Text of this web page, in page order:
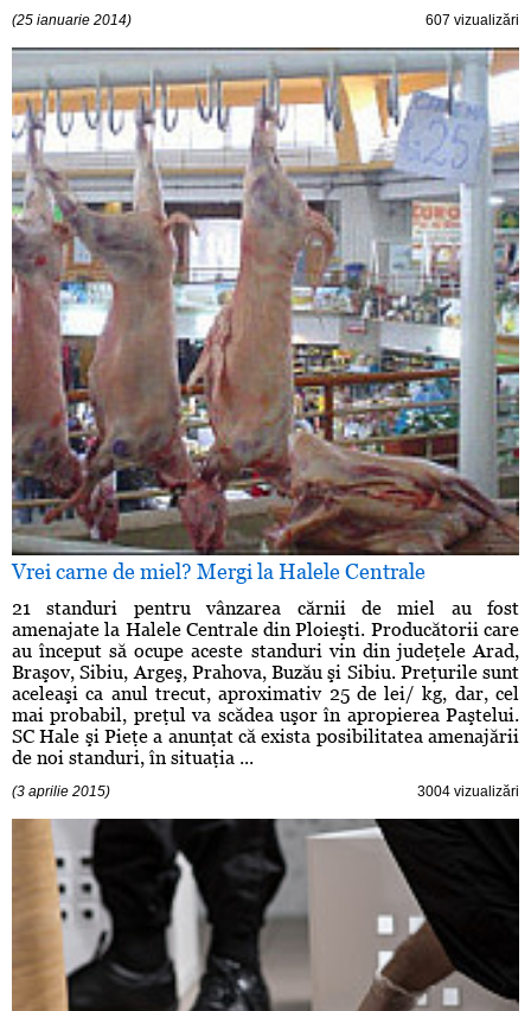
(25 ianuarie 2014) 607 vizualizări
Vrei carne de miel? Mergi la Halele Centrale
21 standuri pentru vânzarea cărnii de miel au fost
amenajate la Halele Centrale din Ploieşti. Producătorii care
au început să ocupe aceste standuri vin din judeţele Arad,
Braşov, Sibiu, Argeş, Prahova, Buzău şi Sibiu. Preţurile sunt
aceleaşi ca anul trecut, aproximativ 25 de lei/ kg, dar, cel
mai probabil, preţul va scădea uşor în apropierea Paştelui.
SC Hale şi Pieţe a anunţat că exista posibilitatea amenajării
de noi standuri, în situaţia ...
(3 aprilie 2015) 3004 vizualizări